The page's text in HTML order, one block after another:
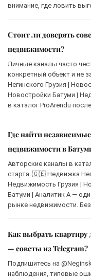
внимание, где ловить
Стоит ли доверять
недвижимости?
Личные каналы часто
конкретный объект и не
Негинского Грузия |
Новостройки Батуми |
в каталог ProArendu
Где найти
недвижимости в
Авторские каналы в
старта. 🇬🇪 Недвижка
Недвижимость Грузия |
Батуми | Аналитик А —
рынке недвижимости. Без
Как выбрать квартиру
— советы из Telegram?
Подпишитесь на
наблюдения, типовые